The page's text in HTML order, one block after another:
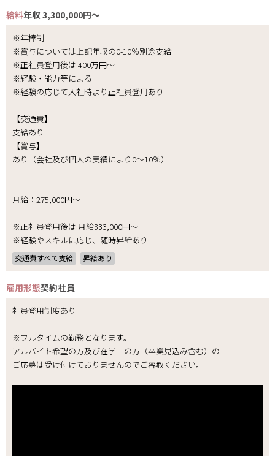
給料年収 3,300,000円～
※年棒制
※賞与については上記年収の0-10％別途支給
※正社員登用後は 400万円～
※経験・能力等による
※経験の応じて入社時より正社員登用あり
【交通費】
支給あり
【賞与】
あり（会社及び個人の実績により0～10％）
月給：275,000円～
※正社員登用後は 月給333,000円～
※経験やスキルに応じ、随時昇給あり
交通費すべて支給 昇給あり
雇用形態契約社員
社員登用制度あり
※フルタイムの勤務となります。
アルバイト希望の方及び在学中の方（卒業見込み含む）の
ご応募は受け付けておりませんのでご容赦ください。